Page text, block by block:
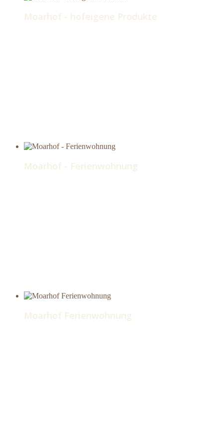
Moarhof - hofeigene Produkte
Moarhof - Ferienwohnung
Moarhof Ferienwohnung